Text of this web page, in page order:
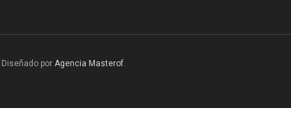
por Agencia Masterof